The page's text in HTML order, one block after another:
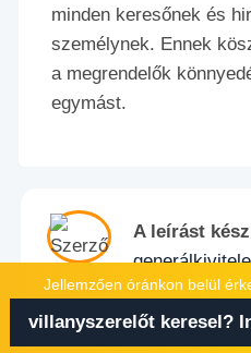
minden keresőnek és
személynek. Ennek
a megrendelők
egymást.
A leírást
Szakértője
Jellemzően óránkon belül
villanyszerelőt keresel?